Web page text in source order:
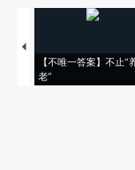
【不唯一答案】不止“
老”